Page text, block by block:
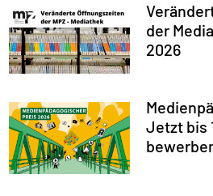
der
2026
Jetzt bis